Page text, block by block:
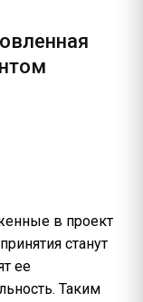
в проект
станут
ее
Таким